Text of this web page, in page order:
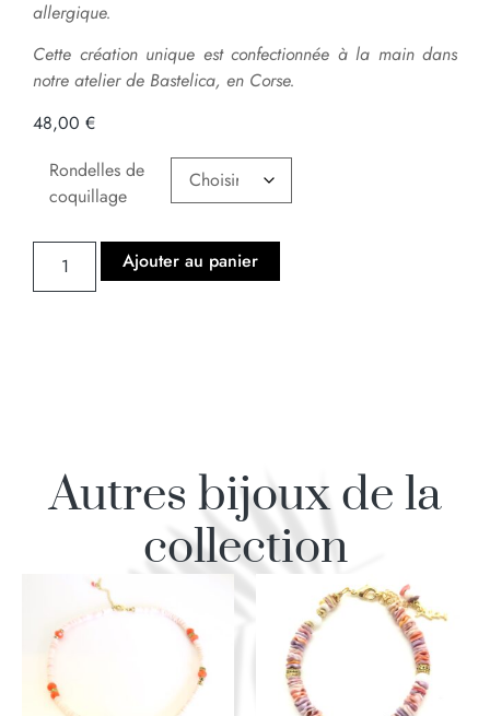
allergique.
Cette création unique est confectionnée à la main dans
notre atelier de Bastelica, en Corse.
48,00 €
Rondelles de
coquillage
Ajouter au panier
Autres bijoux de la
collection